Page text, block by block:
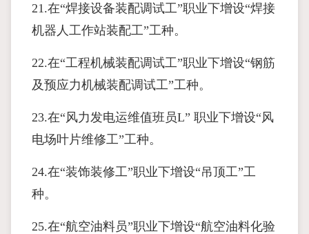
21.在“焊接设备装配调试工”职业下增设“焊接
机器人工作站装配工”工种。
22.在“工程机械装配调试工”职业下增设“钢筋
及预应力机械装配调试工”工种。
23.在“风力发电运维值班员L” 职业下增设“风
电场叶片维修工”工种。
24.在“装饰装修工”职业下增设“吊顶工”工
种。
25.在“航空油料员”职业下增设“航空油料化验